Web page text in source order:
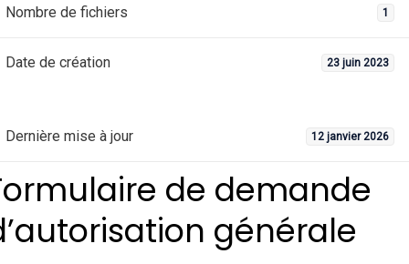
Nombre de fichiers 1
Date de création 23 juin 2023
Dernière mise à jour 12 janvier 2026
de demande
générale